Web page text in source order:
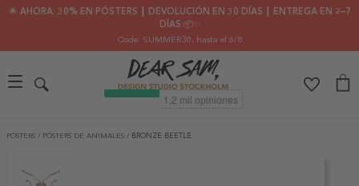
🌟 AHORA: 30% EN PÓSTERS ┃ DEVOLUCIÓN EN 30 DÍAS ┃ ENTREGA EN 2–7
DÍAS 📦✨
Code: SUMMER30, hasta el 6/8
PÓSTERS / PÓSTERS DE ANIMALES / BRONZE BEETLE